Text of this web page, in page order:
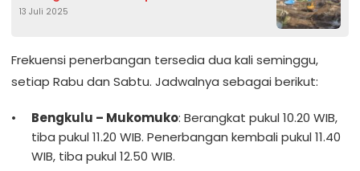
Dalam Proses Pengerjaan
13 Juli 2025
Frekuensi penerbangan tersedia dua kali seminggu,
setiap Rabu dan Sabtu. Jadwalnya sebagai berikut:
Bengkulu – Mukomuko: Berangkat pukul 10.20 WIB,
tiba pukul 11.20 WIB. Penerbangan kembali pukul 11.40
WIB, tiba pukul 12.50 WIB.